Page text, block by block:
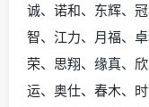
诚、诺和、东辉、
智、江力、月福、
荣、思翔、缘真、
运、奥仕、春木、